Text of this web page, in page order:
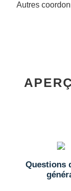
Autres
Questions